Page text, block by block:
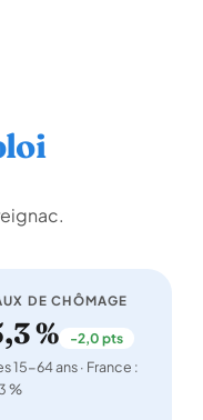
DE CHÔMAGE
% -2,0 pts
15-64 ans · France :
%